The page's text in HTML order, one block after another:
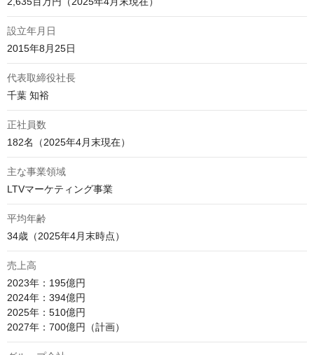
設立年月日
2015年8月25日
代表取締役社長
千葉 知裕
正社員数
182名（2025年4月末現在）
主な事業領域
LTVマーケティング事業
平均年齢
34歳（2025年4月末時点）
売上高
2023年：195億円
2024年：394億円
2025年：510億円
2027年：700億円（計画）